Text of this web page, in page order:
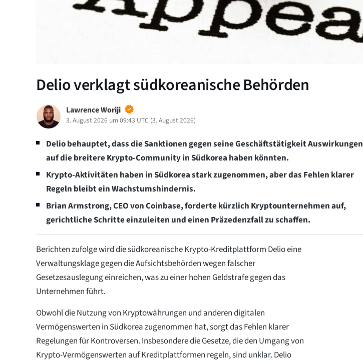
Delio verklagt südkoreanische Behörden
Lawrence Woriji
3. August 2026 um 09:43 UTC (3. August 2026)
Delio behauptet, dass die Sanktionen gegen seine Geschäftstätigkeit Auswirkungen
auf die breitere Krypto-Community in Südkorea haben könnten.
Krypto-Aktivitäten haben in Südkorea stark zugenommen, aber das Fehlen klarer
Regeln bleibt ein Wachstumshindernis.
Brian Armstrong, CEO von Coinbase, forderte kürzlich Kryptounternehmen auf,
gerichtliche Schritte einzuleiten und einen Präzedenzfall zu schaffen.
Berichten zufolge wird die südkoreanische Krypto-Kreditplattform Delio eine
Verwaltungsklage gegen die Aufsichtsbehörden wegen falscher
Gesetzesauslegung einreichen, was zu einer hohen Geldstrafe gegen das
Unternehmen führt.
Obwohl die Nutzung von Kryptowährungen und anderen digitalen
Vermögenswerten in Südkorea zugenommen hat, sorgt das Fehlen klarer
Regelungen für Kontroversen. Insbesondere die Gesetze, die den Umgang von
Krypto-Vermögenswerten auf Kreditplattformen regeln, sind unklar. Delio